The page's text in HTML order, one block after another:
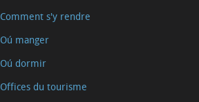
Comment s'y rendre
Oú manger
Oú dormir
Offices du tourisme